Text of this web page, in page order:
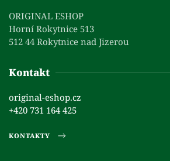
ORIGINAL ESHOP
Horní Rokytnice 513
512 44 Rokytnice nad Jizerou
Kontakt
original-eshop.cz
+420 731 164 425
KONTAKTY